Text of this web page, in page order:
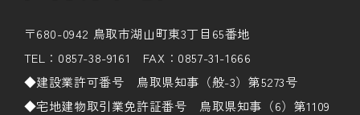
〒680-0942 鳥取市湖山町東3丁目65番地
TEL：0857-38-9161 FAX：0857-31-1666
◆建設業許可番号 鳥取県知事（般-3）第5273号
◆宅地建物取引業免許証番号 鳥取県知事（6）第1109